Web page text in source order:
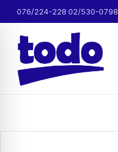
076/224-228·02/530-0798